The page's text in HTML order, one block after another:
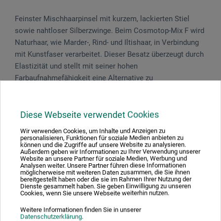
Diese Webseite verwendet Cookies
Wir verwenden Cookies, um Inhalte und Anzeigen zu
personalisieren, Funktionen für soziale Medien anbieten zu
können und die Zugriffe auf unsere Website zu analysieren.
Außerdem geben wir Informationen zu Ihrer Verwendung unserer
Website an unsere Partner für soziale Medien, Werbung und
Analysen weiter. Unsere Partner führen diese Informationen
möglicherweise mit weiteren Daten zusammen, die Sie ihnen
bereitgestellt haben oder die sie im Rahmen Ihrer Nutzung der
Dienste gesammelt haben. Sie geben Einwilligung zu unseren
Cookies, wenn Sie unsere Webseite weiterhin nutzen.
Weitere Informationen finden Sie in unserer
Datenschutzerklärung.
Feinster Mischhaarpinsel mit kurzem, lackierten Stiel
sowie nahtloser Silber­zwinge. Beim Cosmotop-Mix F wird
Naturhaar, wie Marder-, Rind- und Iltishaar, in Verbindung
mit Kunst­faser verarbeitet. Dieser Besatz überzeugt durch
Elastizität und stellt mit seiner hohen
Farbaufnahmefähigkeit eine Alternative zu
sind, dass sie während des Malens weder die Hand
hinderlich sind und einen guten Halt gewährleisten. Dank
der gleichmäßigen und ausgewogenen Zusammensetzung
hat sich der Cosmotop-Mischhaarpinsel in ganz Europa
den Rang eines besonderen Qualitäts-Aqua­rellpinsels
erworben. Made in Germany.